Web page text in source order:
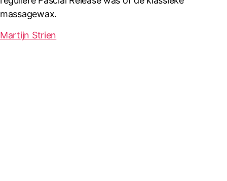
massagewax.
Martijn Strien